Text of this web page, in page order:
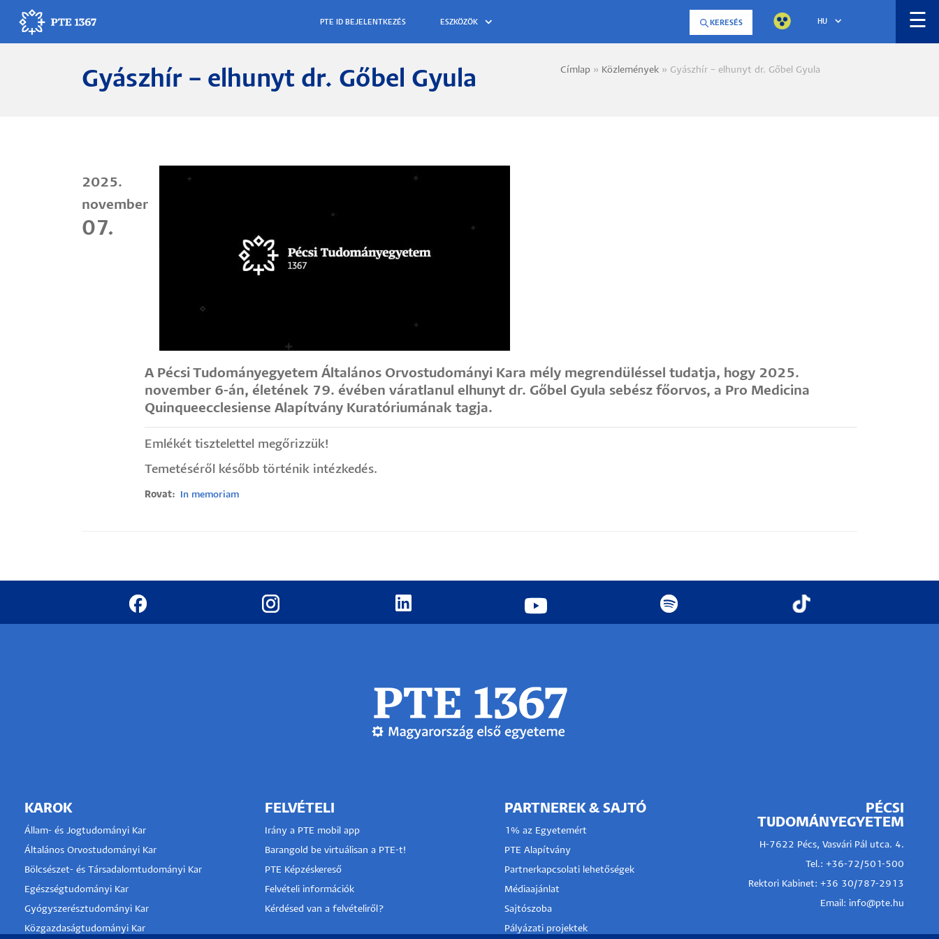
tartalomra
ESZKÖZÖK KERESÉS HU ☰
Egyetemünk
Gyógyítás
Egyetemi élet
Gyászhír – elhunyt dr. Gőbel Gyula Morzsa
Címlap Közlemények Gyászhír – elhunyt dr. Gőbel Gyula
2025.
november
07.
A Pécsi Tudományegyetem Általános Orvostudományi Kara mély megrendüléssel tudatja, hogy 2025.
november 6-án, életének 79. évében váratlanul elhunyt dr. Gőbel Gyula sebész főorvos, a Pro Medicina
Quinqueecclesiense Alapítvány Kuratóriumának tagja.
Emlékét tisztelettel megőrizzük!
Temetéséről később történik intézkedés.
Rovat In memoriam
KAROK
Állam- és Jogtudományi Kar
Általános Orvostudományi Kar
Bölcsészet- és Társadalomtudományi Kar
Egészségtudományi Kar
Gyógyszerésztudományi Kar
Közgazdaságtudományi Kar
FELVÉTELI
Irány a PTE mobil app
Barangold be virtuálisan a PTE-t!
PTE Képzéskereső
Felvételi információk
Kérdésed van a felvételiről?
PARTNEREK & SAJTÓ
1% az Egyetemért
PTE Alapítvány
Partnerkapcsolati lehetőségek
Médiaajánlat
Sajtószoba
Pályázati projektek
PÉCSI
TUDOMÁNYEGYETEM
H-7622 Pécs, Vasvári Pál utca. 4.
Tel.: +36-72/501-500
Rektori Kabinet: +36 30/787-2913
Email: info@pte.hu